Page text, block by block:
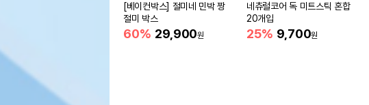
[베이컨박스] 절미네 민박 짱
절미 박스
60% 29,900원
네츄럴코어 독 미트스틱 혼합
20개입
25% 9,700원